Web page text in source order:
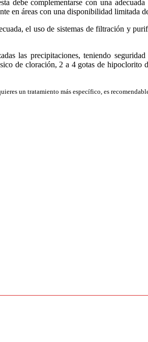
debe complementarse con una
en áreas con una disponibilidad limitada
el uso de sistemas de filtración y
las precipitaciones, teniendo
de cloración, 2 a 4 gotas de hipoclorito
un tratamiento más específico, es